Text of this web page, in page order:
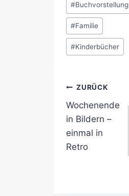
#Buchvorstellung
#Familie
#Kinderbücher
ZURÜCK
Wochenende
in Bildern –
einmal in
Retro